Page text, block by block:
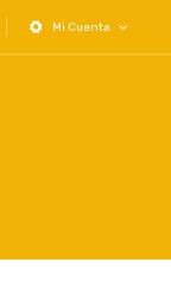
Mi Cuenta